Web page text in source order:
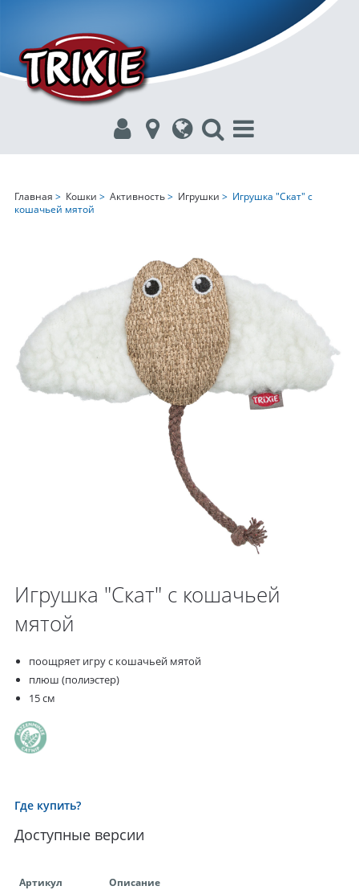
Главная > Кошки > Активность> Игрушки > Игрушка "Скат" с
кошачьей мятой
Игрушка "Скат" с кошачьей
мятой
поощряет игру с кошачьей мятой
плюш (полиэстер)
15 см
Где купить?
Доступные версии
Артикул Описание